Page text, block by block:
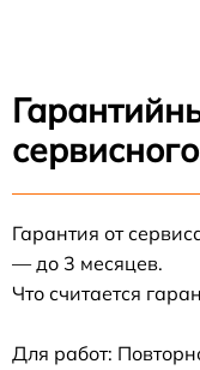
Гарантия от
— до 3 месяцев.
Что считается
Для работ: